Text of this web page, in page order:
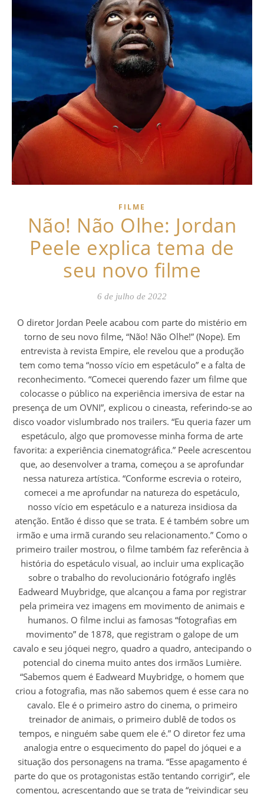
FILME
Não! Não Olhe: Jordan
Peele explica tema de
seu novo filme
6 de julho de 2022
O diretor Jordan Peele acabou com parte do mistério em
torno de seu novo filme, “Não! Não Olhe!” (Nope). Em
entrevista à revista Empire, ele revelou que a produção
tem como tema “nosso vício em espetáculo” e a falta de
reconhecimento. “Comecei querendo fazer um filme que
colocasse o público na experiência imersiva de estar na
presença de um OVNI”, explicou o cineasta, referindo-se ao
disco voador vislumbrado nos trailers. “Eu queria fazer um
espetáculo, algo que promovesse minha forma de arte
favorita: a experiência cinematográfica.” Peele acrescentou
que, ao desenvolver a trama, começou a se aprofundar
nessa natureza artística. “Conforme escrevia o roteiro,
comecei a me aprofundar na natureza do espetáculo,
nosso vício em espetáculo e a natureza insidiosa da
atenção. Então é disso que se trata. E é também sobre um
irmão e uma irmã curando seu relacionamento.” Como o
primeiro trailer mostrou, o filme também faz referência à
história do espetáculo visual, ao incluir uma explicação
sobre o trabalho do revolucionário fotógrafo inglês
Eadweard Muybridge, que alcançou a fama por registrar
pela primeira vez imagens em movimento de animais e
humanos. O filme inclui as famosas “fotografias em
movimento” de 1878, que registram o galope de um
cavalo e seu jóquei negro, quadro a quadro, antecipando o
potencial do cinema muito antes dos irmãos Lumière.
“Sabemos quem é Eadweard Muybridge, o homem que
criou a fotografia, mas não sabemos quem é esse cara no
cavalo. Ele é o primeiro astro do cinema, o primeiro
treinador de animais, o primeiro dublê de todos os
tempos, e ninguém sabe quem ele é.” O diretor fez uma
analogia entre o esquecimento do papel do jóquei e a
situação dos personagens na trama. “Esse apagamento é
parte do que os protagonistas estão tentando corrigir”, ele
comentou, acrescentando que se trata de “reivindicar seu